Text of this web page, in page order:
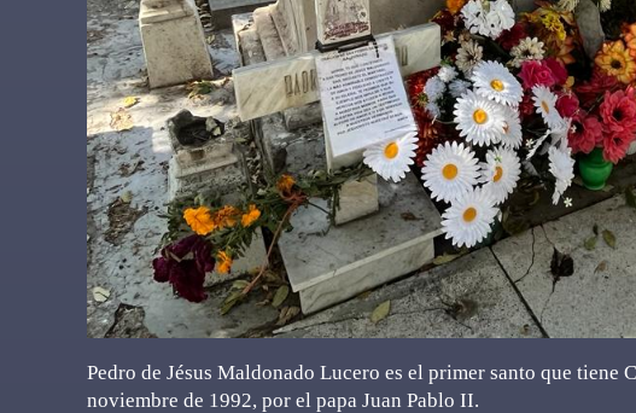
Pedro de Jésus Maldonado Lucero es el primer santo que
noviembre de 1992, por el papa Juan Pablo II.